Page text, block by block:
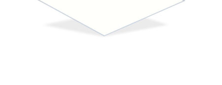
► ZAHLARTEN
► VERSANDARTEN